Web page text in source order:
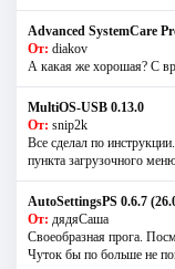
Advanced SystemCare
От: diakov
А какая же хорошая? С
MultiOS-USB 0.13.0
От: snip2k
Все сделал по
пункта загрузочного
AutoSettingsPS 0.6.7
От: дядяСаша
Своеобразная прога.
Чуток бы по больше не